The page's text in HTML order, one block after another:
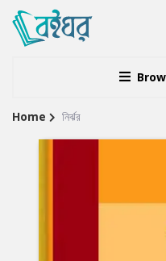
Site
Home নির্ঝর